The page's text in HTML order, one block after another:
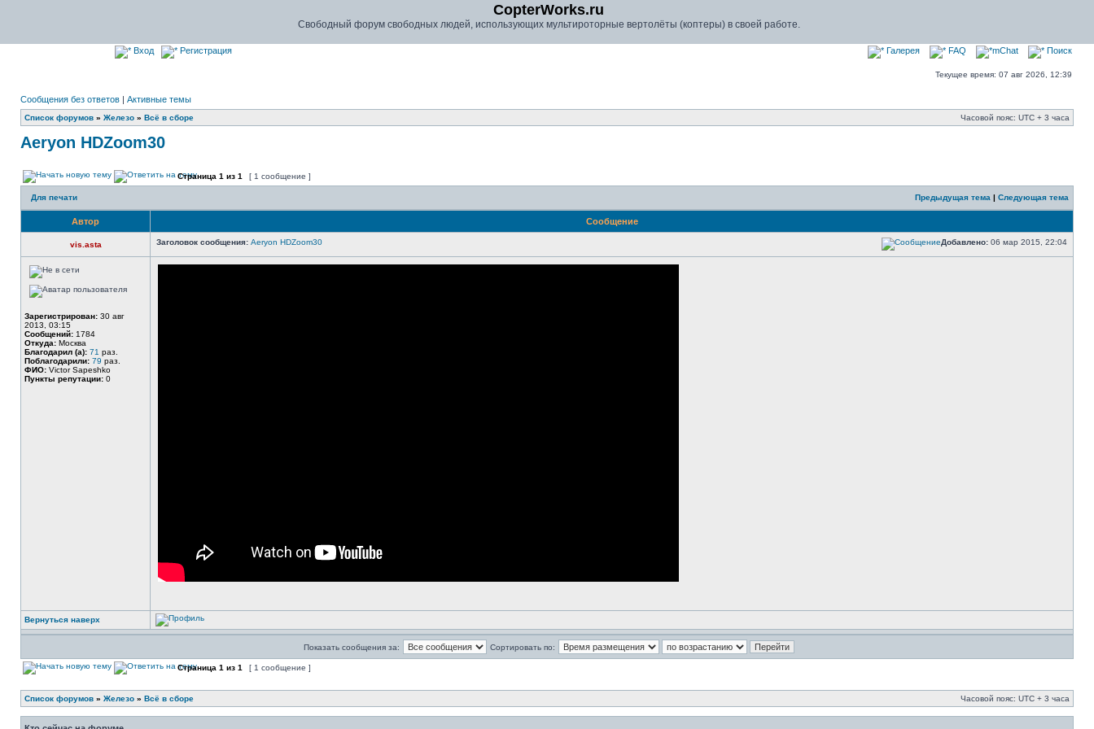
CopterWorks.ru
Свободный форум свободных людей, использующих мультироторные вертолёты (коптеры) в своей работе.
Вход Регистрация Галерея FAQ mChat Поиск
Текущее время: 07 авг 2026, 12:39
Сообщения без ответов | Активные темы
Список форумов » Железо » Всё в сборе Часовой пояс: UTC + 3 часа
Aeryon HDZoom30
Страница 1 из 1 [ 1 сообщение ]
Для печати Предыдущая тема | Следующая тема
Автор Сообщение
vis.asta Заголовок сообщения: Aeryon HDZoom30 Добавлено: 06 мар 2015, 22:04
Зарегистрирован: 30 авг
2013, 03:15
Сообщений: 1784
Откуда: Москва
Благодарил (а): 71 раз.
Поблагодарили: 79 раз.
ФИО: Victor Sapeshko
Пункты репутации: 0
Вернуться наверх
Показать сообщения за: Сортировать по:
Страница 1 из 1 [ 1 сообщение ]
Список форумов » Железо » Всё в сборе Часовой пояс: UTC + 3 часа